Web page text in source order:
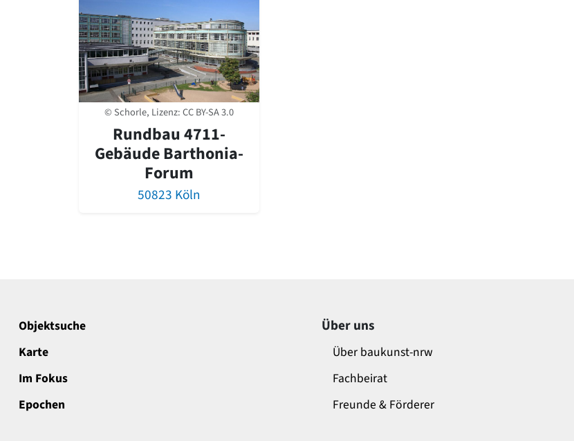
© Schorle, Lizenz:CC BY-SA 3.0
Rundbau 4711-
Gebäude Barthonia-
Forum
50823 Köln
Objektsuche
Karte
Im Fokus
Epochen
Über uns
Über baukunst-nrw
Fachbeirat
Freunde & Förderer